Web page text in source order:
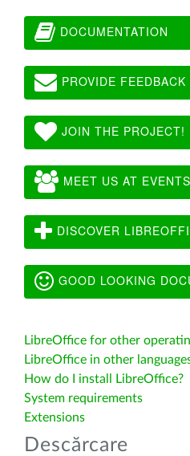
DOCUMENTATION
PROVIDE FEEDBACK
JOIN THE PROJECT!
MEET US AT EVENTS
DISCOVER
GOOD LOOKING
LibreOffice for other
LibreOffice in other
How do I install LibreOffice?
System requirements
Extensions
Descărcare